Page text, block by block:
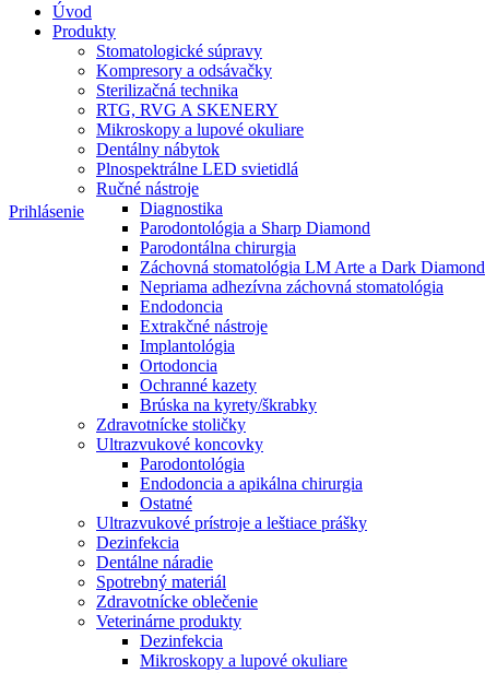
Prihlásenie
Úvod
Produkty
Stomatologické súpravy
Kompresory a odsávačky
Sterilizačná technika
RTG, RVG A SKENERY
Mikroskopy a lupové okuliare
Dentálny nábytok
Plnospektrálne LED svietidlá
Ručné nástroje
Diagnostika
Parodontológia a Sharp Diamond
Parodontálna chirurgia
Záchovná stomatológia LM Arte a Dark Diamond
Nepriama adhezívna záchovná stomatológia
Endodoncia
Extrakčné nástroje
Implantológia
Ortodoncia
Ochranné kazety
Brúska na kyrety/škrabky
Zdravotnícke stoličky
Ultrazvukové koncovky
Parodontológia
Endodoncia a apikálna chirurgia
Ostatné
Ultrazvukové prístroje a leštiace prášky
Dezinfekcia
Dentálne náradie
Spotrebný materiál
Zdravotnícke oblečenie
Veterinárne produkty
Dezinfekcia
Mikroskopy a lupové okuliare